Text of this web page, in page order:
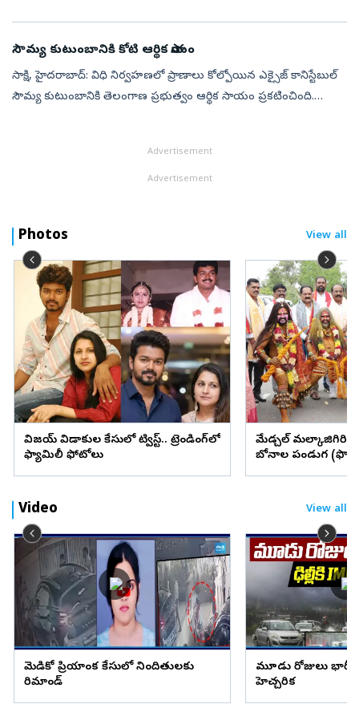
సౌమ్య కుటుంబానికి కోటి ఆర్థిక సాయం
సాక్షి, హైదరాబాద్‌: విధి నిర్వహణలో ప్రాణాలు కోల్పోయిన ఎక్సైజ్‌ కానిస్టేబుల్‌
సౌమ్య కుటుంబానికి తెలంగాణ ప్రభుత్వం ఆర్థిక సాయం ప్రకటించింది.
Advertisement
Advertisement
Photos View all
విజయ్ విడాకుల కేసులో ట్విస్ట్.. ట్రెండింగ్‌లో
ఫ్యామిలీ ఫోటోలు
మేడ్చల్ మల్కాజిగిరి
బోనాల పండుగ
Video View all
మెడికో ప్రియాంక కేసులో నిందితులకు
రిమాండ్
మూడు రోజులు భారీ
హెచ్చరిక